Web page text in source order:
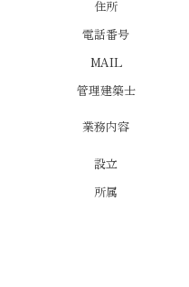
住所
電話番号
MAIL
管理建築士
業務内容
設立
所属